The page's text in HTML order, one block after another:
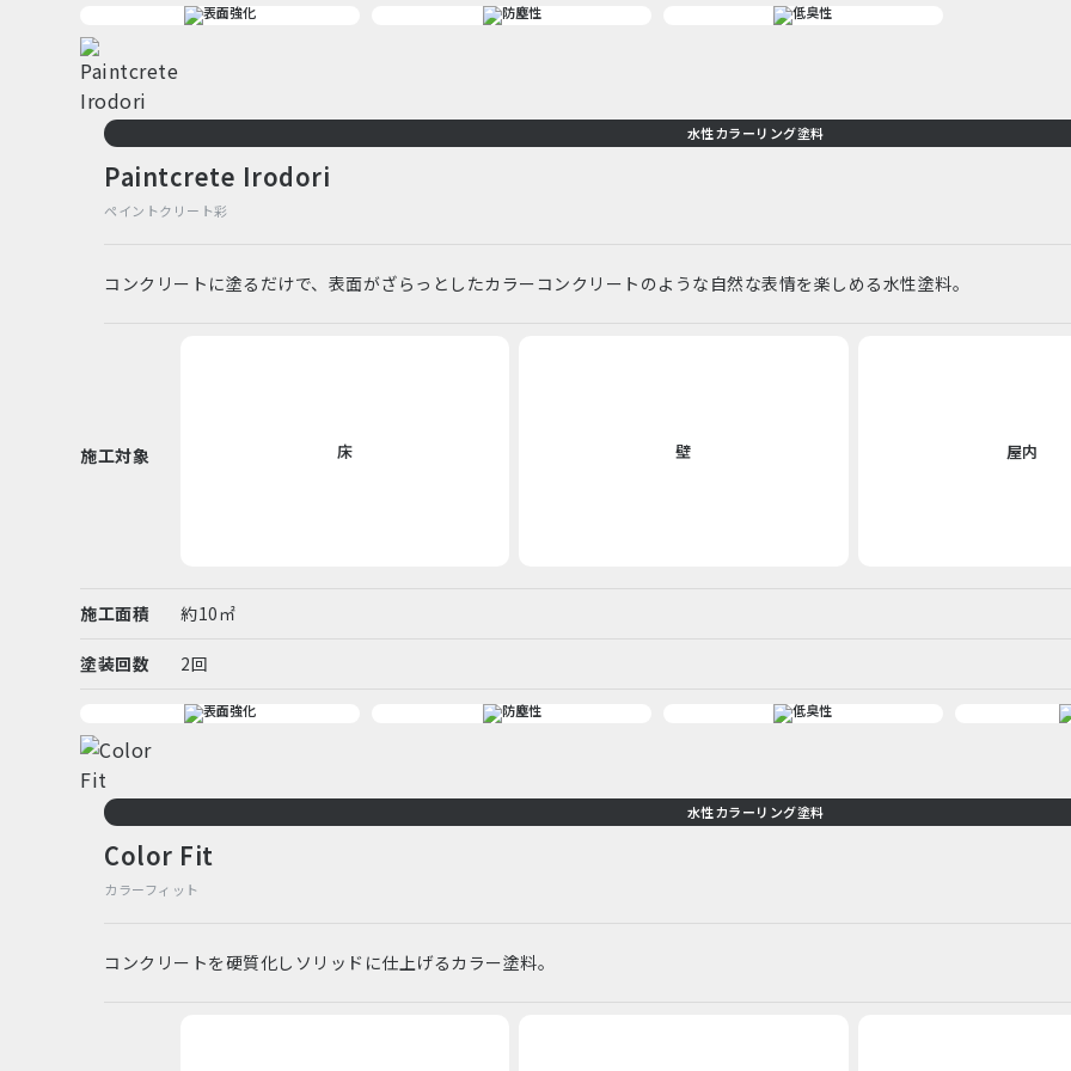
水性カラーリング塗料
Paintcrete Irodori
ペイントクリート彩
コンクリートに塗るだけで、表面がざらっとしたカラーコンクリートのような自然な表情を楽しめる水性塗料。
施工対象 床 壁 屋内
施工面積 約10㎡
塗装回数 2回
水性カラーリング塗料
Color Fit
カラーフィット
コンクリートを硬質化しソリッドに仕上げるカラー塗料。